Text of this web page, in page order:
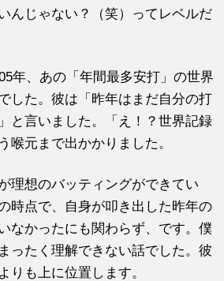
んじゃない？（笑）ってレベルだ
年、あの「年間最多安打」の世界
した。彼は「昨年はまだ自分の打
と言いました。「え！？世界記録
喉元まで出かかりました。
理想のバッティングができてい
時点で、自身が叩き出した昨年の
なかったにも関わらず、です。僕
ったく理解できない話でした。彼
りも上に位置します。